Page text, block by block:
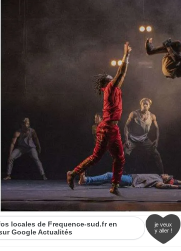
locales de Frequence-sud.fr en
Google Actualités
je veux
y aller !